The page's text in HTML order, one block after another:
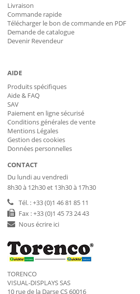
Livraison
Commande rapide
Télécharger le bon de commande en PDF
Demande de catalogue
Devenir Revendeur
AIDE
Produits spécifiques
Aide & FAQ
SAV
Paiement en ligne sécurisé
Conditions générales de vente
Mentions Légales
Gestion des cookies
Données personnelles
CONTACT
Du lundi au vendredi
8h30 à 12h30 et 13h30 à 17h30
Tél. : +33 (0)1 46 81 85 11
Fax : +33 (0)1 45 73 24 43
Nous écrire ici
TORENCO
VISUAL-DISPLAYS SAS
10 rue de la Darse CS 60016